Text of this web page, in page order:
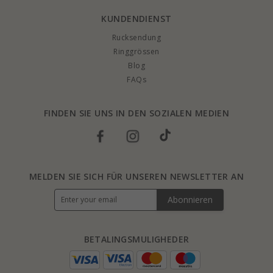
KUNDENDIENST
Rucksendung
Ringgrössen
Blog
FAQs
FINDEN SIE UNS IN DEN SOZIALEN MEDIEN
BETALINGSMULIGHEDER
MELDEN SIE SICH FÜR UNSEREN NEWSLETTER AN
Abonnieren